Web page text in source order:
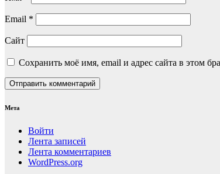
Email *
Сайт
Сохранить моё имя, email и адрес сайта в этом
Мета
Войти
Лента записей
Лента комментариев
WordPress.org